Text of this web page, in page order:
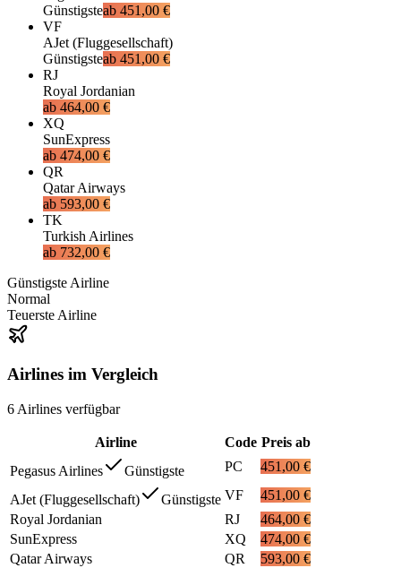
Günstigsteab 451,00 €
VF
AJet (Fluggesellschaft)
Günstigsteab 451,00 €
RJ
Royal Jordanian
ab 464,00 €
XQ
SunExpress
ab 474,00 €
QR
Qatar Airways
ab 593,00 €
TK
Turkish Airlines
ab 732,00 €
Günstigste Airline
Normal
Teuerste Airline
Airlines im Vergleich
6 Airlines verfügbar
Airline Code Preis ab
Pegasus Airlines
Günstigste PC 451,00 €
AJet (Fluggesellschaft) Günstigste VF
451,00 €
Royal Jordanian
RJ
464,00 €
SunExpress
XQ
474,00 €
Qatar Airways
QR
593,00 €